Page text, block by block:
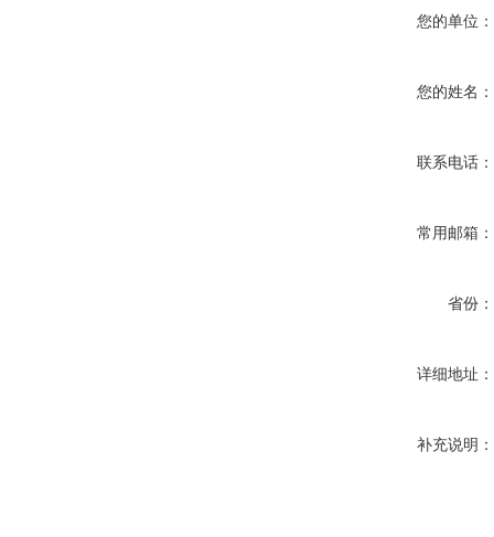
您的单位：
您的姓名：
联系电话：
常用邮箱：
省份：
详细地址：
补充说明：